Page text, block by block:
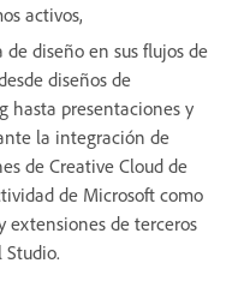
activos,
diseño en sus flujos de
diseños de
hasta presentaciones y
la integración de
de Creative Cloud de
de Microsoft como
extensiones de terceros